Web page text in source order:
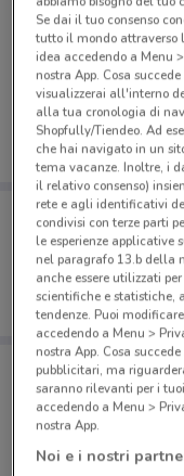
Ci dispiace, al
volantini
Porta
Puoi
salvarle e
dal tuo
Negozi Sigma a
Se dai il tuo consenso
tutto il mondo attraverso
idea accedendo a Menu
nostra App. Cosa
visualizzerai all'interno
alla tua cronologia di
Shopfully/Tiendeo. Ad
che hai navigato in un
tema vacanze. Inoltre, i
il relativo consenso)
rete e agli identificativi
condivisi con terze parti
le esperienze applicative
nel paragrafo 13.b della
anche essere utilizzati
scientifiche e statistiche,
tendenze. Puoi
accedendo a Menu >
nostra App. Cosa
pubblicitari, ma
saranno rilevanti per i
accedendo a Menu >
nostra App.
Noi e i nostri